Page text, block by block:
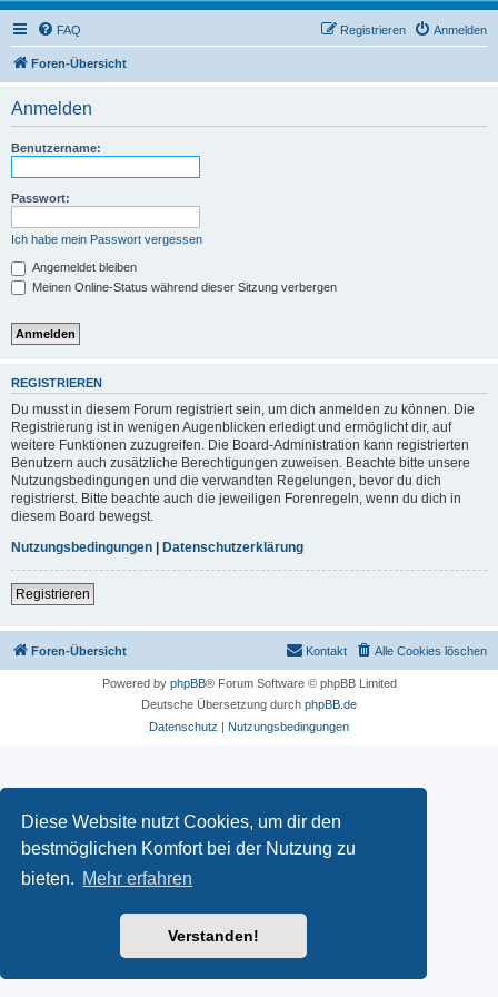
Diese Website nutzt Cookies, um dir den
bestmöglichen Komfort bei der Nutzung zu
bieten. Mehr erfahren
Verstanden!
FAQ Anmelden
Registrieren
Foren-Übersicht
Anmelden
Benutzername:
Passwort:
Ich habe mein Passwort vergessen
Angemeldet bleiben
Meinen Online-Status während dieser Sitzung verbergen
REGISTRIEREN
Du musst in diesem Forum registriert sein, um dich anmelden zu können. Die
Registrierung ist in wenigen Augenblicken erledigt und ermöglicht dir, auf
weitere Funktionen zuzugreifen. Die Board-Administration kann registrierten
Benutzern auch zusätzliche Berechtigungen zuweisen. Beachte bitte unsere
Nutzungsbedingungen und die verwandten Regelungen, bevor du dich
registrierst. Bitte beachte auch die jeweiligen Forenregeln, wenn du dich in
diesem Board bewegst.
Nutzungsbedingungen | Datenschutzerklärung
Registrieren
Foren-Übersicht Alle Cookies löschen
Kontakt
Powered by phpBB® Forum Software © phpBB Limited
Deutsche Übersetzung durch phpBB.de
Datenschutz | Nutzungsbedingungen